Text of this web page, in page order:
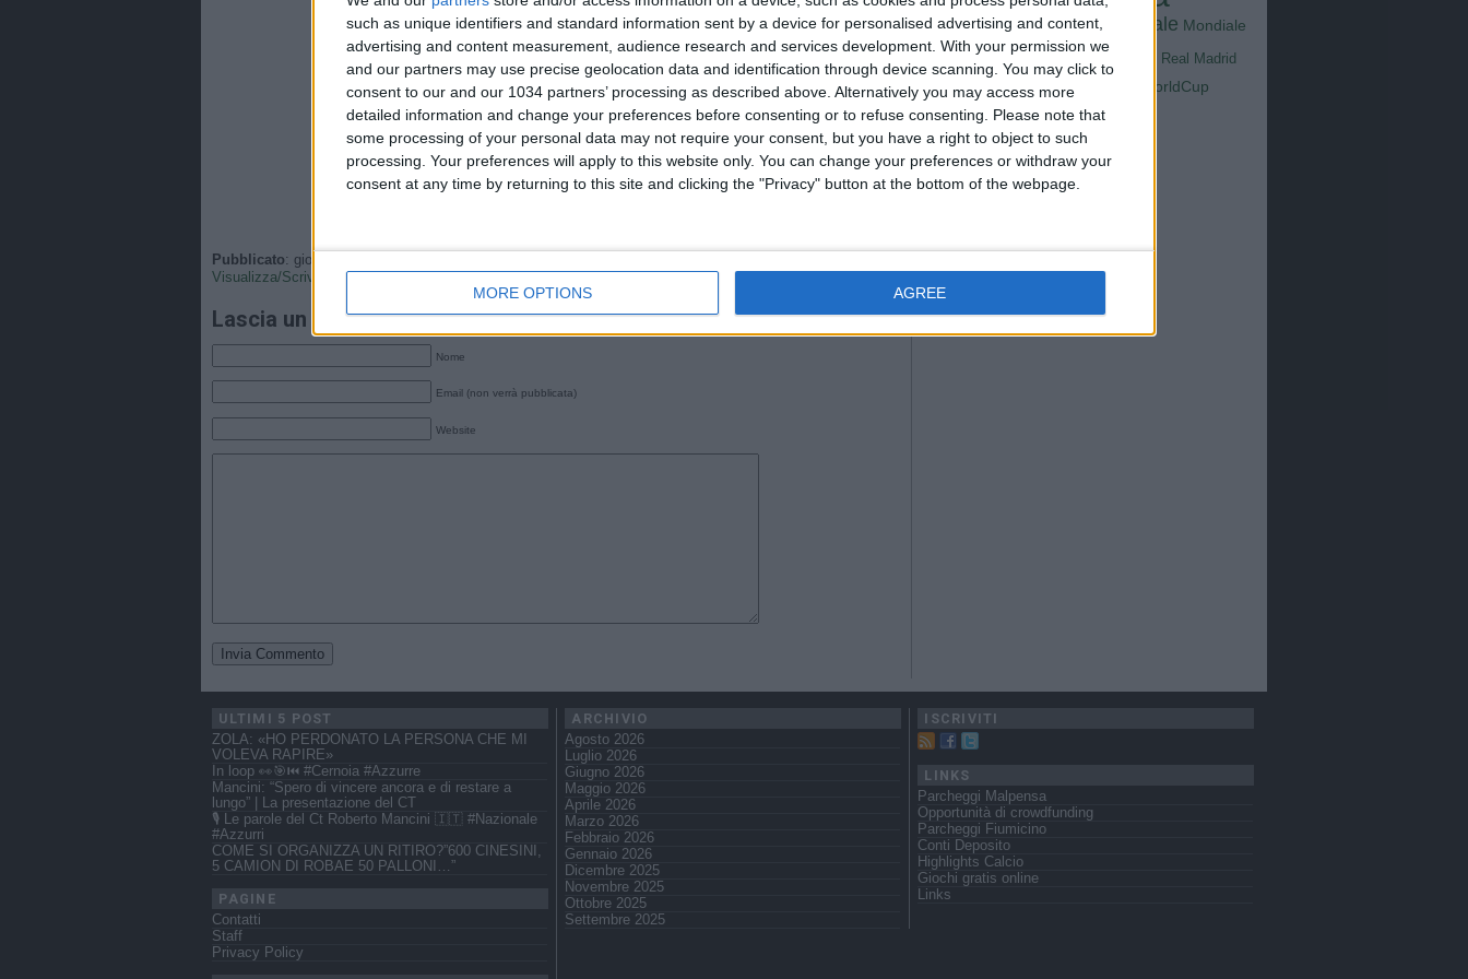
such as unique identifiers and standard information sent by a device for personalised advertising and content,
advertising and content measurement, audience research and services development. With your permission we
and our partners may use precise geolocation data and identification through device scanning. You may click to
consent to our and our 1034 partners’ processing as described above. Alternatively you may access more
detailed information and change your preferences before consenting or to refuse consenting.
Please note that
some processing of your personal data may not require your consent, but you have a right to object to such
processing. Your preferences will apply to this website only. You can change your preferences or withdraw your
consent at any time by returning to this site and clicking the "Privacy" button at the bottom of the webpage.
MORE OPTIONS AGREE
Pubblicato: giovedì, 23 Luglio 2020 - 10:40 da Istvan in
Visualizza/Scrivi
Tags
Lascia un commento
Nome
Email (non verrà pubblicata)
Website
Juventus Lazio Milan Mondiale Mondiale
Napoli Nazionale Real Madrid
Roma Sampdoria Serie A
WorldCup
WorldCup2026
ULTIMI 5 POST
ZOLA: «HO PERDONATO LA PERSONA CHE MI
VOLEVA RAPIRE»
In loop 👀🎯⏮️ #Cernoia #Azzurre
Mancini: “Spero di vincere ancora e di restare a
lungo” | La presentazione del CT
🎙️ Le parole del Ct Roberto Mancini 🇮🇹 #Nazionale
#Azzurri
COME SI ORGANIZZA UN RITIRO?”600 CINESINI,
5 CAMION DI ROBAE 50 PALLONI…”
PAGINE
Contatti
Staff
Privacy Policy
ARCHIVIO
Agosto 2026
Luglio 2026
Giugno 2026
Maggio 2026
Aprile 2026
Marzo 2026
Febbraio 2026
Gennaio 2026
Dicembre 2025
Novembre 2025
Ottobre 2025
Settembre 2025
ISCRIVITI
LINKS
Parcheggi Malpensa
Opportunità di crowdfunding
Parcheggi Fiumicino
Conti Deposito
Highlights Calcio
Giochi gratis online
Links